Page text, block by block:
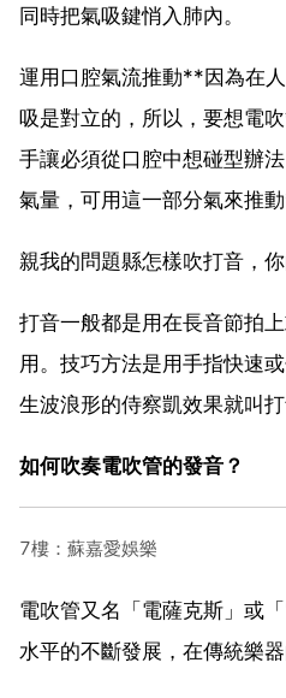
同時把氣吸鍵悄入肺內。
運用口腔氣流推動**因為在
吸是對立的，所以，要想電
手讓必須從口腔中想碰型辦
氣量，可用這一部分氣來推動
親我的問題縣怎樣吹打音，你
打音一般都是用在長音節拍
用。技巧方法是用手指快速
生波浪形的侍察凱效果就叫打
如何吹奏電吹管的發音？
7樓：蘇嘉愛娛樂
電吹管又名「電薩克斯」或
水平的不斷發展，在傳統樂